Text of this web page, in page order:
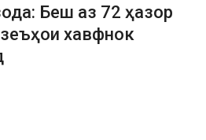
Беш аз 72 ҳазор
хавфнок